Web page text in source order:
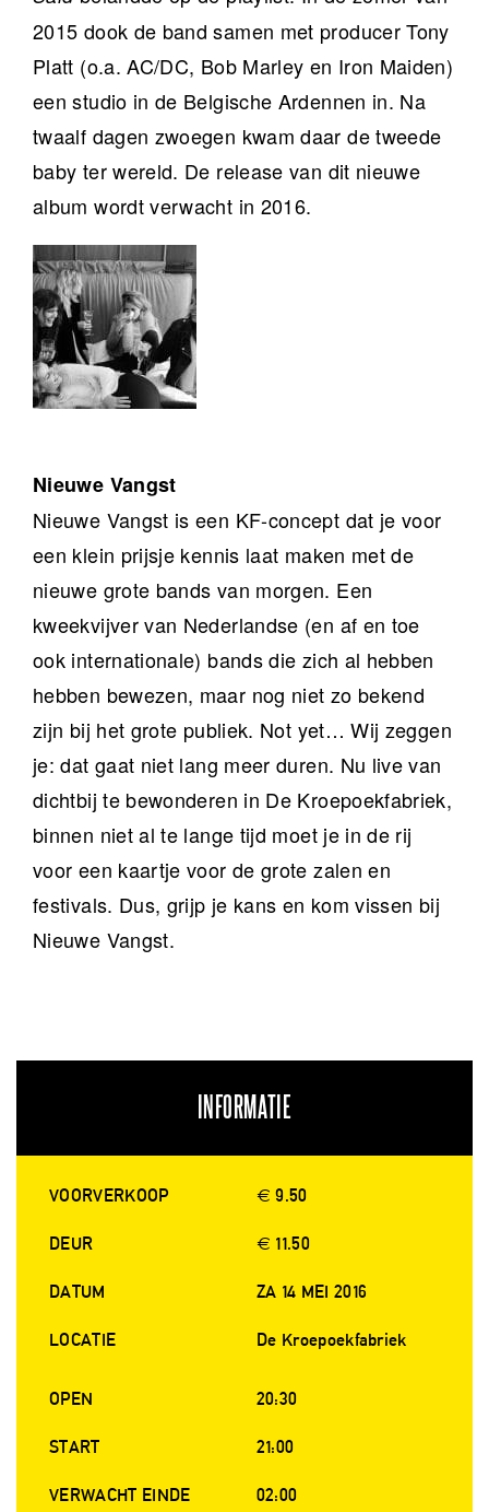
2015 dook de band samen met producer Tony
Platt (o.a. AC/DC, Bob Marley en Iron Maiden)
een studio in de Belgische Ardennen in. Na
twaalf dagen zwoegen kwam daar de tweede
baby ter wereld. De release van dit nieuwe
album wordt verwacht in 2016.
Nieuwe Vangst
Nieuwe Vangst is een KF-concept dat je voor
een klein prijsje kennis laat maken met de
nieuwe grote bands van morgen. Een
kweekvijver van Nederlandse (en af en toe
ook internationale) bands die zich al hebben
hebben bewezen, maar nog niet zo bekend
zijn bij het grote publiek. Not yet… Wij zeggen
je: dat gaat niet lang meer duren. Nu live van
dichtbij te bewonderen in De Kroepoekfabriek,
binnen niet al te lange tijd moet je in de rij
voor een kaartje voor de grote zalen en
festivals. Dus, grijp je kans en kom vissen bij
Nieuwe Vangst.
INFORMATIE
VOORVERKOOP € 9.50
DEUR € 11.50
DATUM ZA 14 MEI 2016
LOCATIE De Kroepoekfabriek
OPEN 20:30
START 21:00
VERWACHT EINDE 02:00